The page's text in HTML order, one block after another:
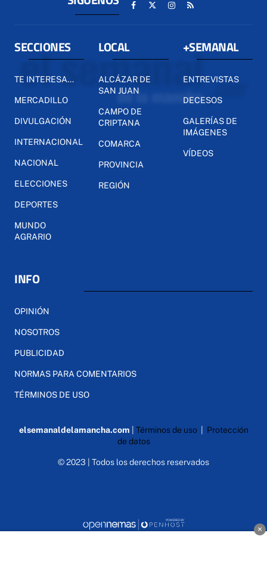
SECCIONES
TE INTERESA...
MERCADILLO
DIVULGACIÓN
INTERNACIONAL
NACIONAL
ELECCIONES
DEPORTES
MUNDO
AGRARIO
LOCAL
ALCÁZAR DE
SAN JUAN
CAMPO DE
CRIPTANA
COMARCA
PROVINCIA
REGIÓN
+SEMANAL
ENTREVISTAS
DECESOS
GALERÍAS DE
IMÁGENES
VÍDEOS
INFO
OPINIÓN
NOSOTROS
PUBLICIDAD
NORMAS PARA COMENTARIOS
TÉRMINOS DE USO
elsemanaldelamancha.com Términos de uso| Protección
de datos
© 2023 | Todos los derechos reservados
×